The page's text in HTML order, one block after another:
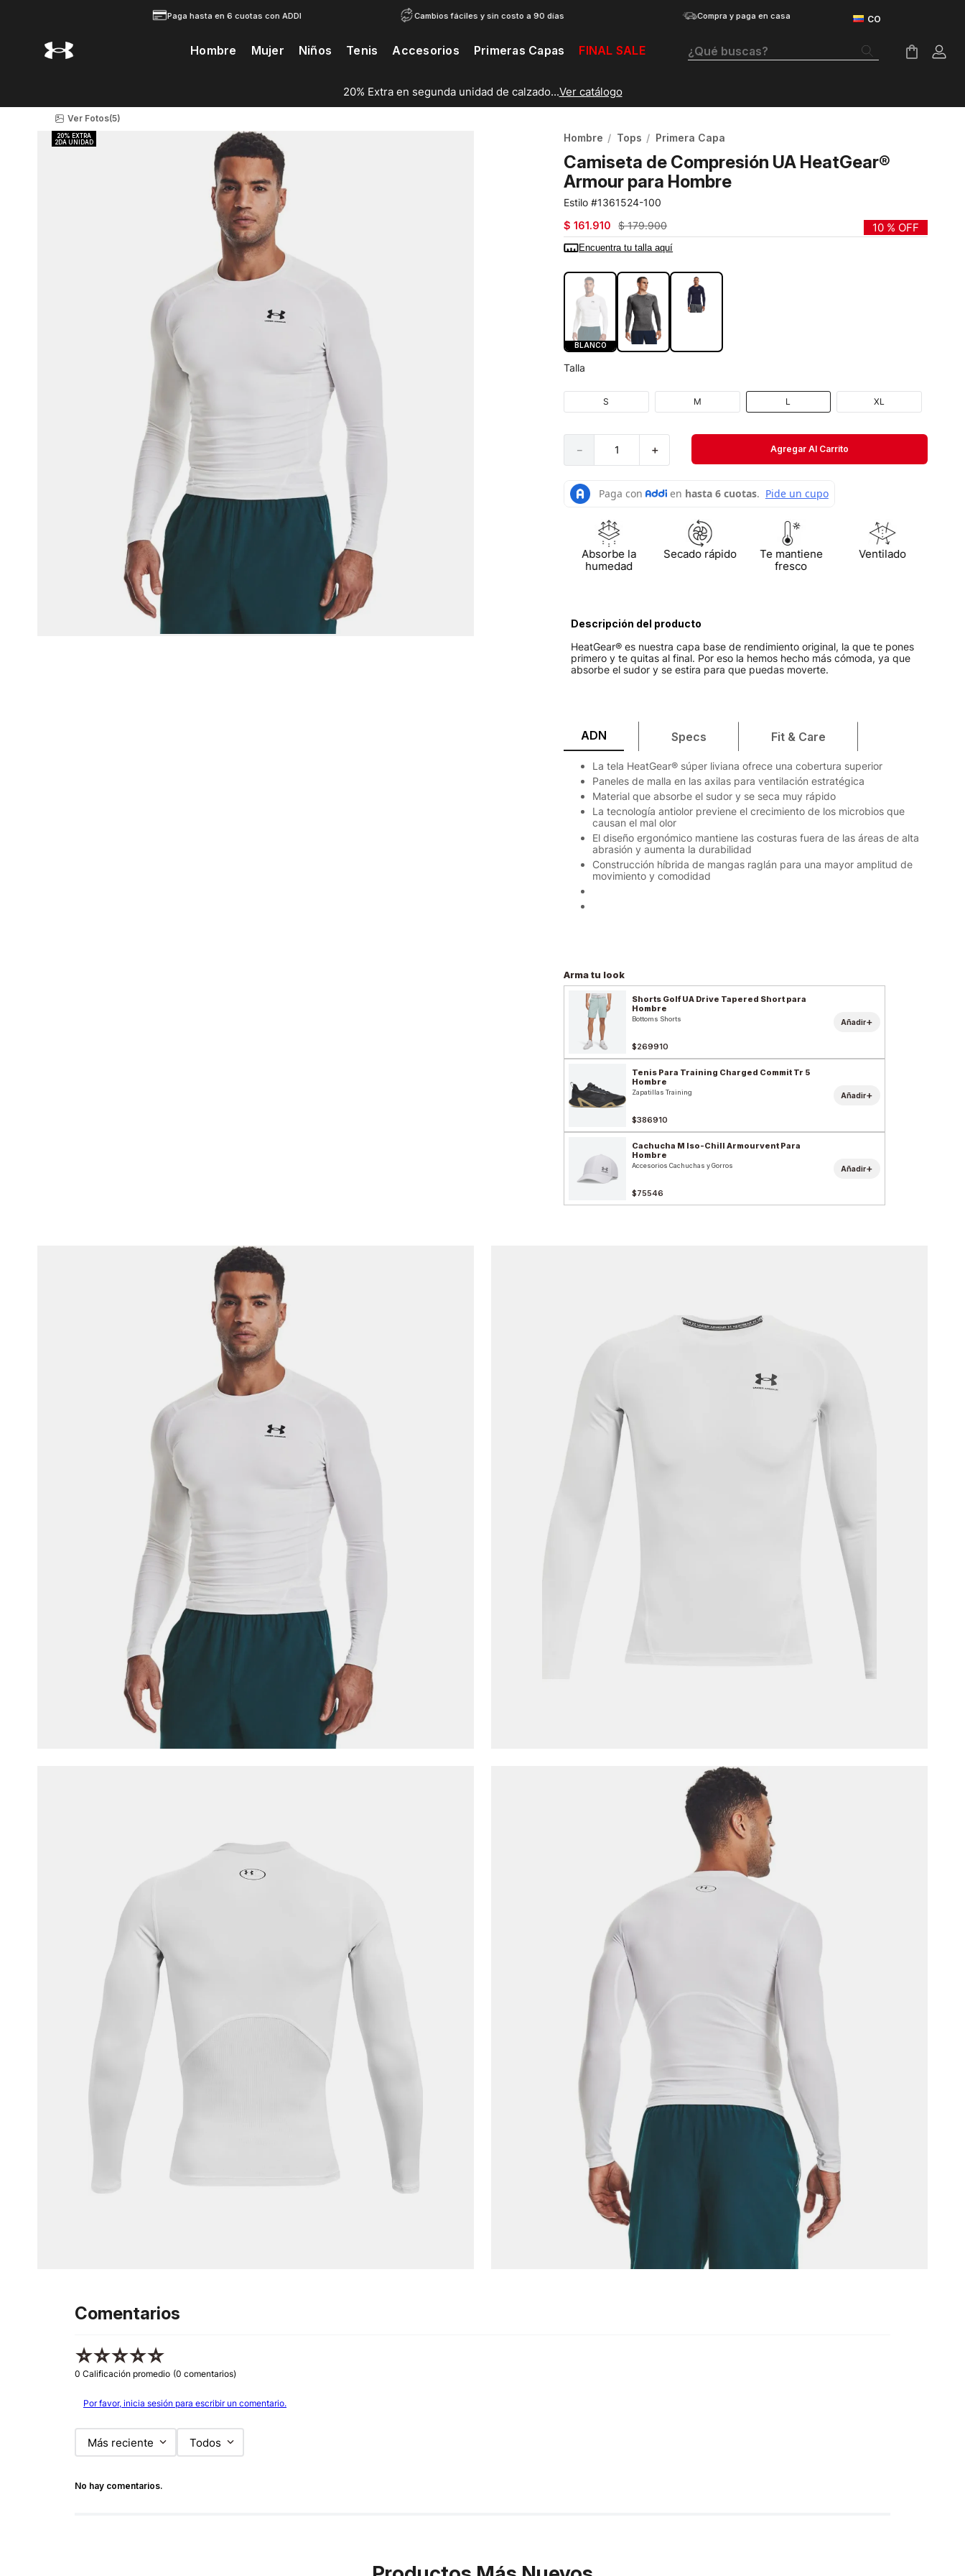
Paga hasta en 6 cuotas con ADDI Cambios fáciles y sin costo a 90 días Compra y paga en casa
Hombre Mujer Niños Tenis Accesorios Primeras Capas FINAL SALE ¿Qué buscas?
20% Extra en segunda unidad de calzado...Ver catálogo
Ver Fotos(5)
Hombre Tops Primera Capa
Camiseta de Compresión UA HeatGear®
Armour para Hombre
1361524-100
$ 161.910 $ 179.900 10 % OFF
Encuentra tu talla aquí
BLANCO
Talla
S M L XL
＋
－ Agregar Al Carrito
Absorbe la
humedad
Secado rápido
Te mantiene
fresco
Ventilado
Descripción del producto
HeatGear® es nuestra capa base de rendimiento original, la que te pones
primero y te quitas al final. Por eso la hemos hecho más cómoda, ya que
absorbe el sudor y se estira para que puedas moverte.
ADN Specs Fit & Care
La tela HeatGear® súper liviana ofrece una cobertura superior
Paneles de malla en las axilas para ventilación estratégica
Material que absorbe el sudor y se seca muy rápido
La tecnología antiolor previene el crecimiento de los microbios que
causan el mal olor
El diseño ergonómico mantiene las costuras fuera de las áreas de alta
abrasión y aumenta la durabilidad
Construcción híbrida de mangas raglán para una mayor amplitud de
movimiento y comodidad
Arma tu look
Shorts Golf UA Drive Tapered Short para
Hombre
Bottoms Shorts
$269910
Añadir+
Tenis Para Training Charged Commit Tr 5
Hombre
Zapatillas Training
$386910
Añadir+
Cachucha M Iso-Chill Armourvent Para
Hombre
Accesorios Cachuchas y Gorros
$75546
Añadir+
Comentarios
☆☆☆☆☆
0 Calificación promedio (0 comentarios)
Por favor, inicia sesión para escribir un comentario.
Más reciente Todos
No hay comentarios.
Botas
Tenis Mujer
Tenis Hombre
Guayos
Basketball
Short